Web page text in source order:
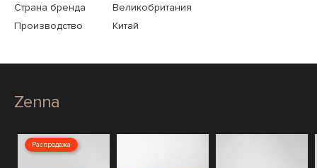
Страна бренда
Великобритания
Производство
Китай
Zenna
Распродажа